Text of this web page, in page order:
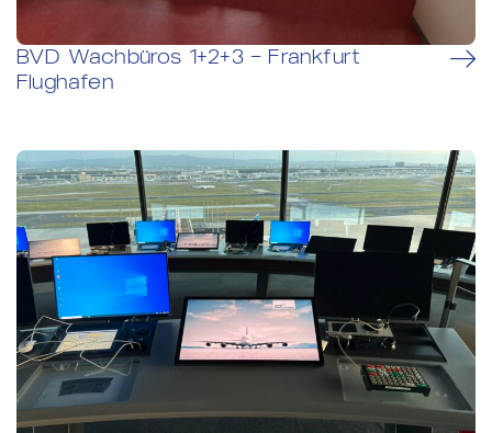
BVD Wachbüros 1+2+3 – Frankfurt
Flughafen